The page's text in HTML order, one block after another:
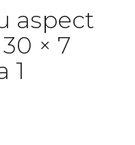
aspect
× 7
1